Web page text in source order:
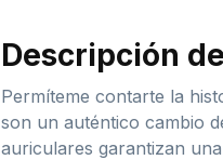
Descripción
Permíteme contarte la
son un auténtico cambio
auriculares garantizan